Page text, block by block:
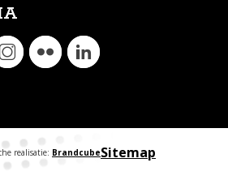
Sitemap
realisatie: Brandcube